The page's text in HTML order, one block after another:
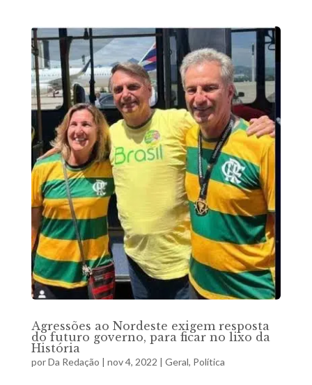
Agressões ao Nordeste exigem resposta
do futuro governo, para ficar no lixo da
História
porDa Redação | nov 4, 2022 | Geral, Política